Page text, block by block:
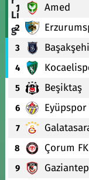
1 Amed
2
3
4
5 Beşiktaş
6 Eyüpspor
7
8 Çorum FK
9